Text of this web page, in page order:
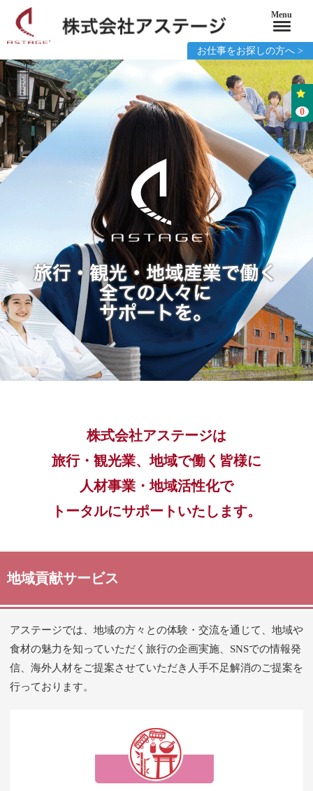
お仕事をお探しの方へ >
0
株式会社アステージは
旅行・観光業、地域で働く皆様に
人材事業・地域活性化で
トータルにサポートいたします。
地域貢献サービス
アステージでは、地域の方々との体験・交流を通じて、地域や
食材の魅力を知っていただく旅行の企画実施、SNSでの情報発
信、海外人材をご提案させていただき人手不足解消のご提案を
行っております。
Menu